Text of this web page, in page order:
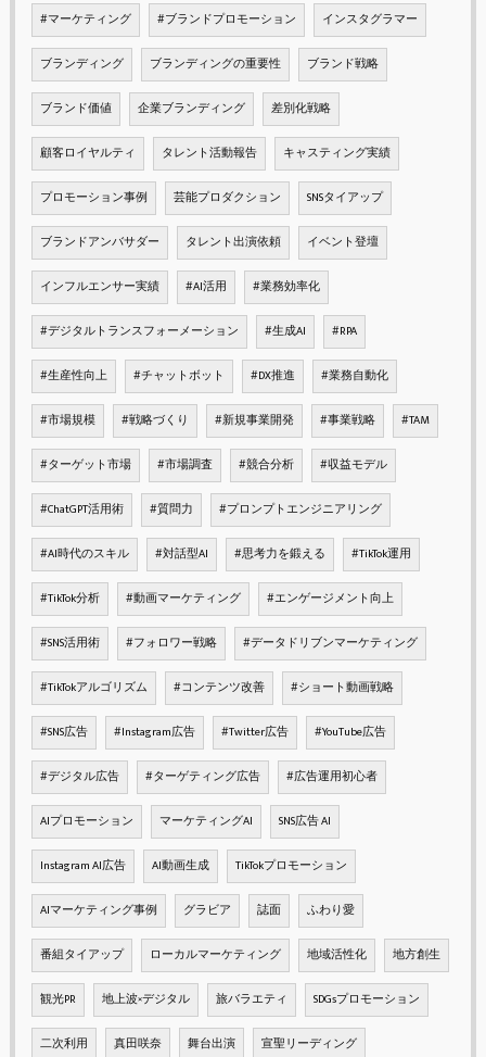
#マーケティング #ブランドプロモーション インスタグラマー
ブランディング ブランディングの重要性 ブランド戦略
ブランド価値 企業ブランディング 差別化戦略
顧客ロイヤルティ タレント活動報告 キャスティング実績
プロモーション事例 芸能プロダクション SNSタイアップ
ブランドアンバサダー タレント出演依頼 イベント登壇
インフルエンサー実績 #AI活用 #業務効率化
#デジタルトランスフォーメーション #生成AI #RPA
#生産性向上 #チャットボット #DX推進 #業務自動化
#市場規模 #戦略づくり #新規事業開発 #事業戦略 #TAM
#ターゲット市場 #市場調査 #競合分析 #収益モデル
#ChatGPT活用術 #質問力 #プロンプトエンジニアリング
#AI時代のスキル #対話型AI #思考力を鍛える #TikTok運用
#TikTok分析 #動画マーケティング #エンゲージメント向上
#SNS活用術 #フォロワー戦略 #データドリブンマーケティング
#TikTokアルゴリズム #コンテンツ改善 #ショート動画戦略
#SNS広告 #Instagram広告 #Twitter広告 #YouTube広告
#デジタル広告 #ターゲティング広告 #広告運用初心者
AIプロモーション マーケティングAI SNS広告 AI
Instagram AI広告 AI動画生成 TikTokプロモーション
AIマーケティング事例 グラビア 誌面 ふわり愛
番組タイアップ ローカルマーケティング 地域活性化 地方創生
観光PR 地上波×デジタル 旅バラエティ SDGsプロモーション
二次利用 真田咲奈 舞台出演 宣聖リーディング